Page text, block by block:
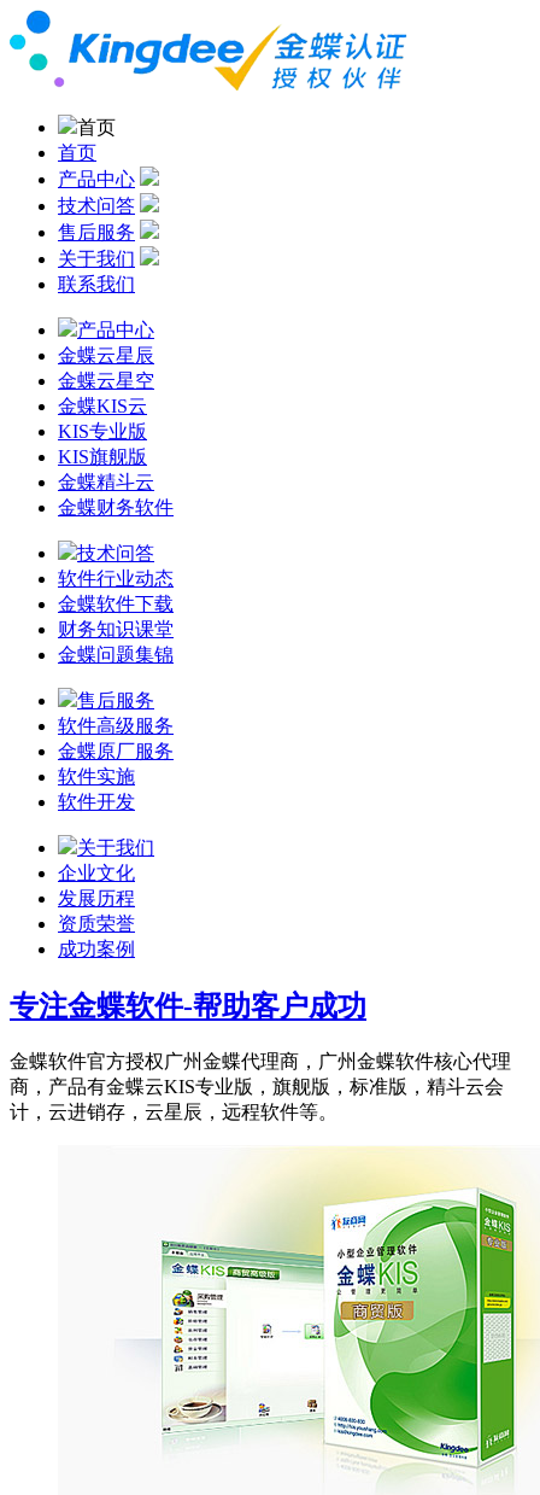
首页
首页
产品中心
技术问答
售后服务
关于我们
联系我们
产品中心
金蝶云星辰
金蝶云星空
金蝶KIS云
KIS专业版
KIS旗舰版
金蝶精斗云
金蝶财务软件
技术问答
软件行业动态
金蝶软件下载
财务知识课堂
金蝶问题集锦
售后服务
软件高级服务
金蝶原厂服务
软件实施
软件开发
关于我们
企业文化
发展历程
资质荣誉
成功案例
专注金蝶软件-帮助客户成功
金蝶软件官方授权广州金蝶代理商，广州金蝶软件核心代理
商，产品有金蝶云KIS专业版，旗舰版，标准版，精斗云会
计，云进销存，云星辰，远程软件等。